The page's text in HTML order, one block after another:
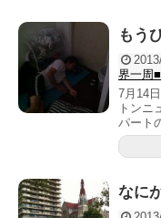
もう
界一周■
7月14
トンニ
パート
なに